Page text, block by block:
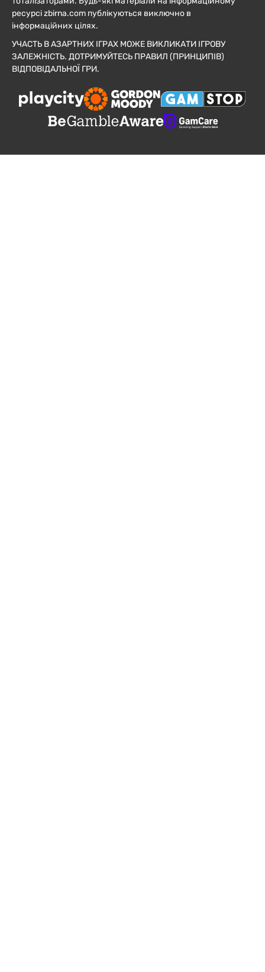
ресурсі zbirna.com публікуються виключно в
інформаційних цілях.
УЧАСТЬ В АЗАРТНИХ ІГРАХ МОЖЕ ВИКЛИКАТИ ІГРОВУ
ЗАЛЕЖНІСТЬ. ДОТРИМУЙТЕСЬ ПРАВИЛ (ПРИНЦИПІВ)
ВІДПОВІДАЛЬНОЇ ГРИ.